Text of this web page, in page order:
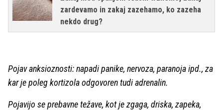
zardevamo in zakaj zazehamo, ko zazeha
nekdo drug?
Pojav anksioznosti: napadi panike, nervoza, paranoja ipd., za
kar je poleg kortizola odgovoren tudi adrenalin.
Pojavijo se prebavne težave, kot je zgaga, driska, zapeka,